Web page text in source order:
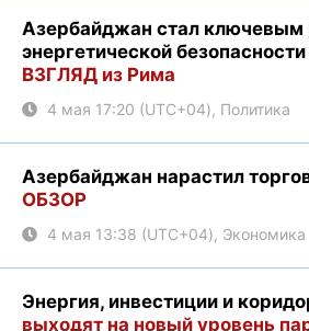
Азербайджан стал ключевым
энергетической
ВЗГЛЯД из Рима
4 мая 17:20 (UTC+04), Политика
Азербайджан нарастил
ОБЗОР
4 мая 13:38 (UTC+04), Экономика
Энергия, инвестиции и
выходят на новый уровень